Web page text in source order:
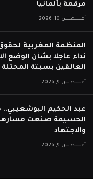
مرقمة بألمانيا
أغسطس 10, 2026
المنظمة المغربية
نداء عاجلا بشأن الوضع
العالقين بسبتة المحتلة
أغسطس 9, 2026
عبد الحكيم البوشعيبي..
الحسيمة صنعت مسارها
والاجتهاد
أغسطس 9, 2026